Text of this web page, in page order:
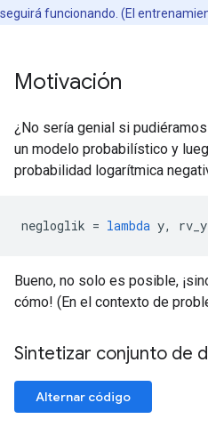
seguirá funcionando. (El
Motivación
¿No sería genial si
un modelo probabilístico y
probabilidad logarítmica
negloglik = lambda y, rv_y
Bueno, no solo es posible,
cómo! (En el contexto de
Sintetizar conjunto de
Alternar código